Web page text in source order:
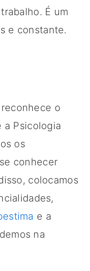
É um
e constante.
o
a Psicologia
os
conhecer
colocamos
e a
na